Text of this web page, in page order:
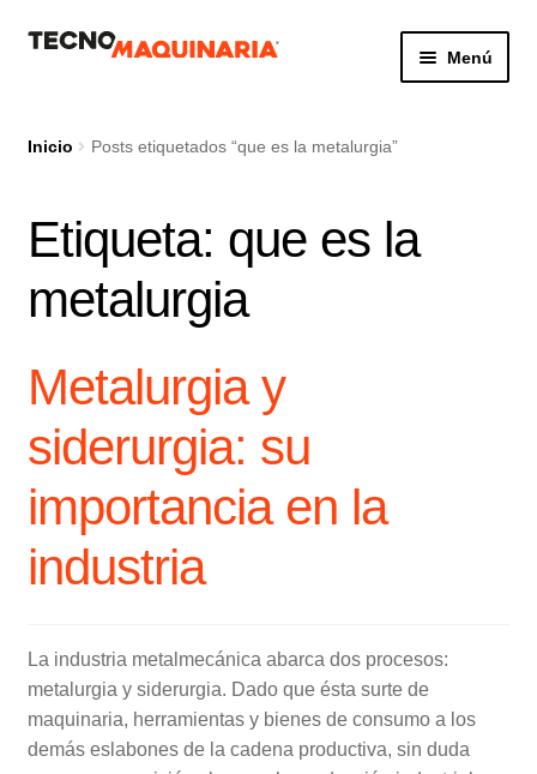
IrIr
Menú
Productos
Nosotros
Inicio Posts etiquetados “que es la metalurgia”
Etiqueta: que es la
metalurgia
Metalurgia y
siderurgia: su
importancia en la
industria
La industria metalmecánica abarca dos procesos:
metalurgia y siderurgia. Dado que ésta surte de
maquinaria, herramientas y bienes de consumo a los
demás eslabones de la cadena productiva, sin duda